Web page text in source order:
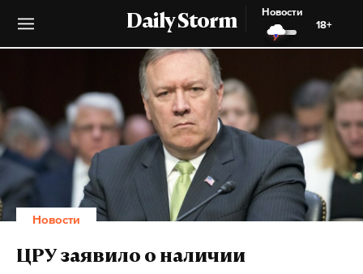
Daily Storm
Новости
18+
Новости
ЦРУ заявило о наличии